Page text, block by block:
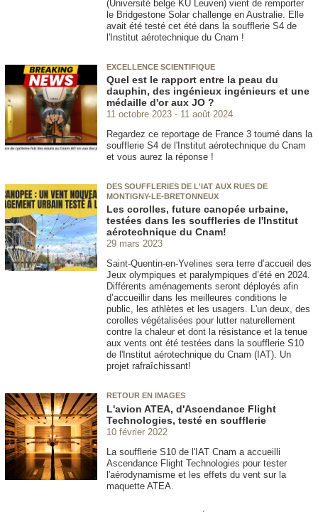
(Université belge KU Leuven) vient de remporter
le Bridgestone Solar challenge en Australie. Elle
avait été testé cet été dans la soufflerie S4 de
l'Institut aérotechnique du Cnam !
EXCELLENCE SCIENTIFIQUE
Quel est le rapport entre la peau du
dauphin, des ingénieux ingénieurs et une
médaille d'or aux JO ?
11 octobre 2023
11 août 2024
Regardez ce reportage de France 3 tourné dans la
soufflerie S4 de l'Institut aérotechnique du Cnam
et vous aurez la réponse !
DES SOUFFLERIES DE L'IAT AUX RUES DE
MONTIGNY-LE-BRETONNEUX
Les corolles, future canopée urbaine,
testées dans les souffleries de l'Institut
aérotechnique du Cnam!
29 mars 2023
Saint-Quentin-en-Yvelines sera terre d’accueil des
Jeux olympiques et paralympiques d’été en 2024.
Différents aménagements seront déployés afin
d’accueillir dans les meilleures conditions le
public, les athlètes et les usagers. L'un deux, des
corolles végétalisées pour lutter naturellement
contre la chaleur et dont la résistance et la tenue
aux vents ont été testées dans la soufflerie S10
de l'Institut aérotechnique du Cnam (IAT). Un
projet rafraîchissant!
RETOUR EN IMAGES
L'avion ATEA, d'Ascendance Flight
Technologies, testé en soufflerie
10 février 2022
La soufflerie S10 de l'IAT Cnam a accueilli
Ascendance Flight Technologies pour tester
l'aérodynamisme et les effets du vent sur la
maquette ATEA.